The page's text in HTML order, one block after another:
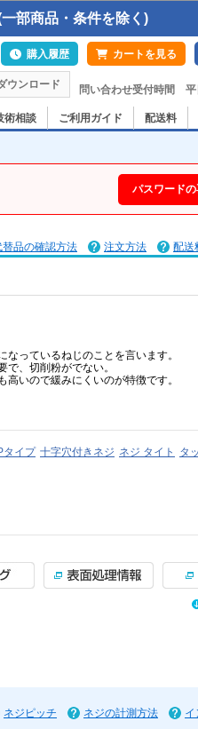
部商品・条件を除く)
購入履歴 カートを見る
ウンロード 問い合わせ受付時間
術相談 ご利用ガイド 配送料
パスワード
替品の確認方法 注文方法 配送
っているねじのことを言います。
で、切削粉がでない。
いので緩みにくいのが特徴です。
タイプ 十字穴付きネジ ネジ タイト タ
ネジピッチ ネジの計測方法 イ